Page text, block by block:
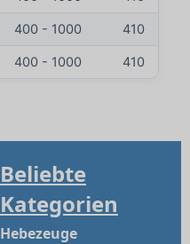
400 - 1000 410
400 - 1000 410
Beliebte
Kategorien
Hebezeuge